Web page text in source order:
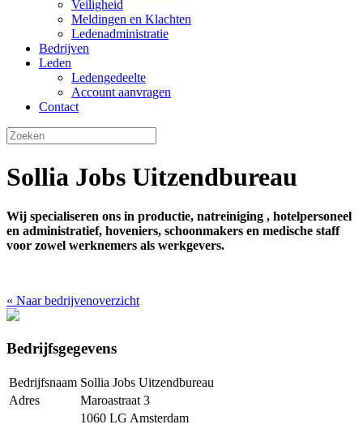
Veiligheid
Meldingen en Klachten
Ledenadministratie
Bedrijven
Leden
Ledengedeelte
Account aanvragen
Contact
Sollia Jobs Uitzendbureau
Wij specialiseren ons in productie, natreiniging , hotelpersoneel
en administratief, hoveniers, schoonmakers en medische staff
voor zowel werknemers als werkgevers.
« Naar bedrijvenoverzicht
Bedrijfsgegevens
Bedrijfsnaam Sollia Jobs Uitzendbureau
Adres
Maroastraat 3
1060 LG Amsterdam